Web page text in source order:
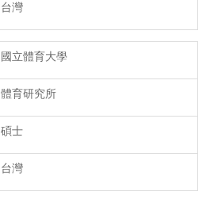
台灣
國立體育大學
體育研究所
碩士
台灣